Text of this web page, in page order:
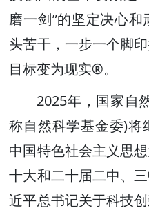
磨一剑”的坚定决心
头苦干，一步一个脚
目标变为现实®。
2025年，国家自
称自然科学基金委)将
中国特色社会主义思
十大和二十届二中、
近平总书记关于科技